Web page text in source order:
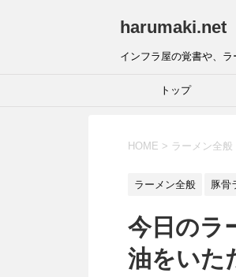
harumaki.net
インフラ屋の覚書や、ラ
トップ
HOME > ラーメン全般
ラーメン全般 豚骨
今日のラ
油をいた